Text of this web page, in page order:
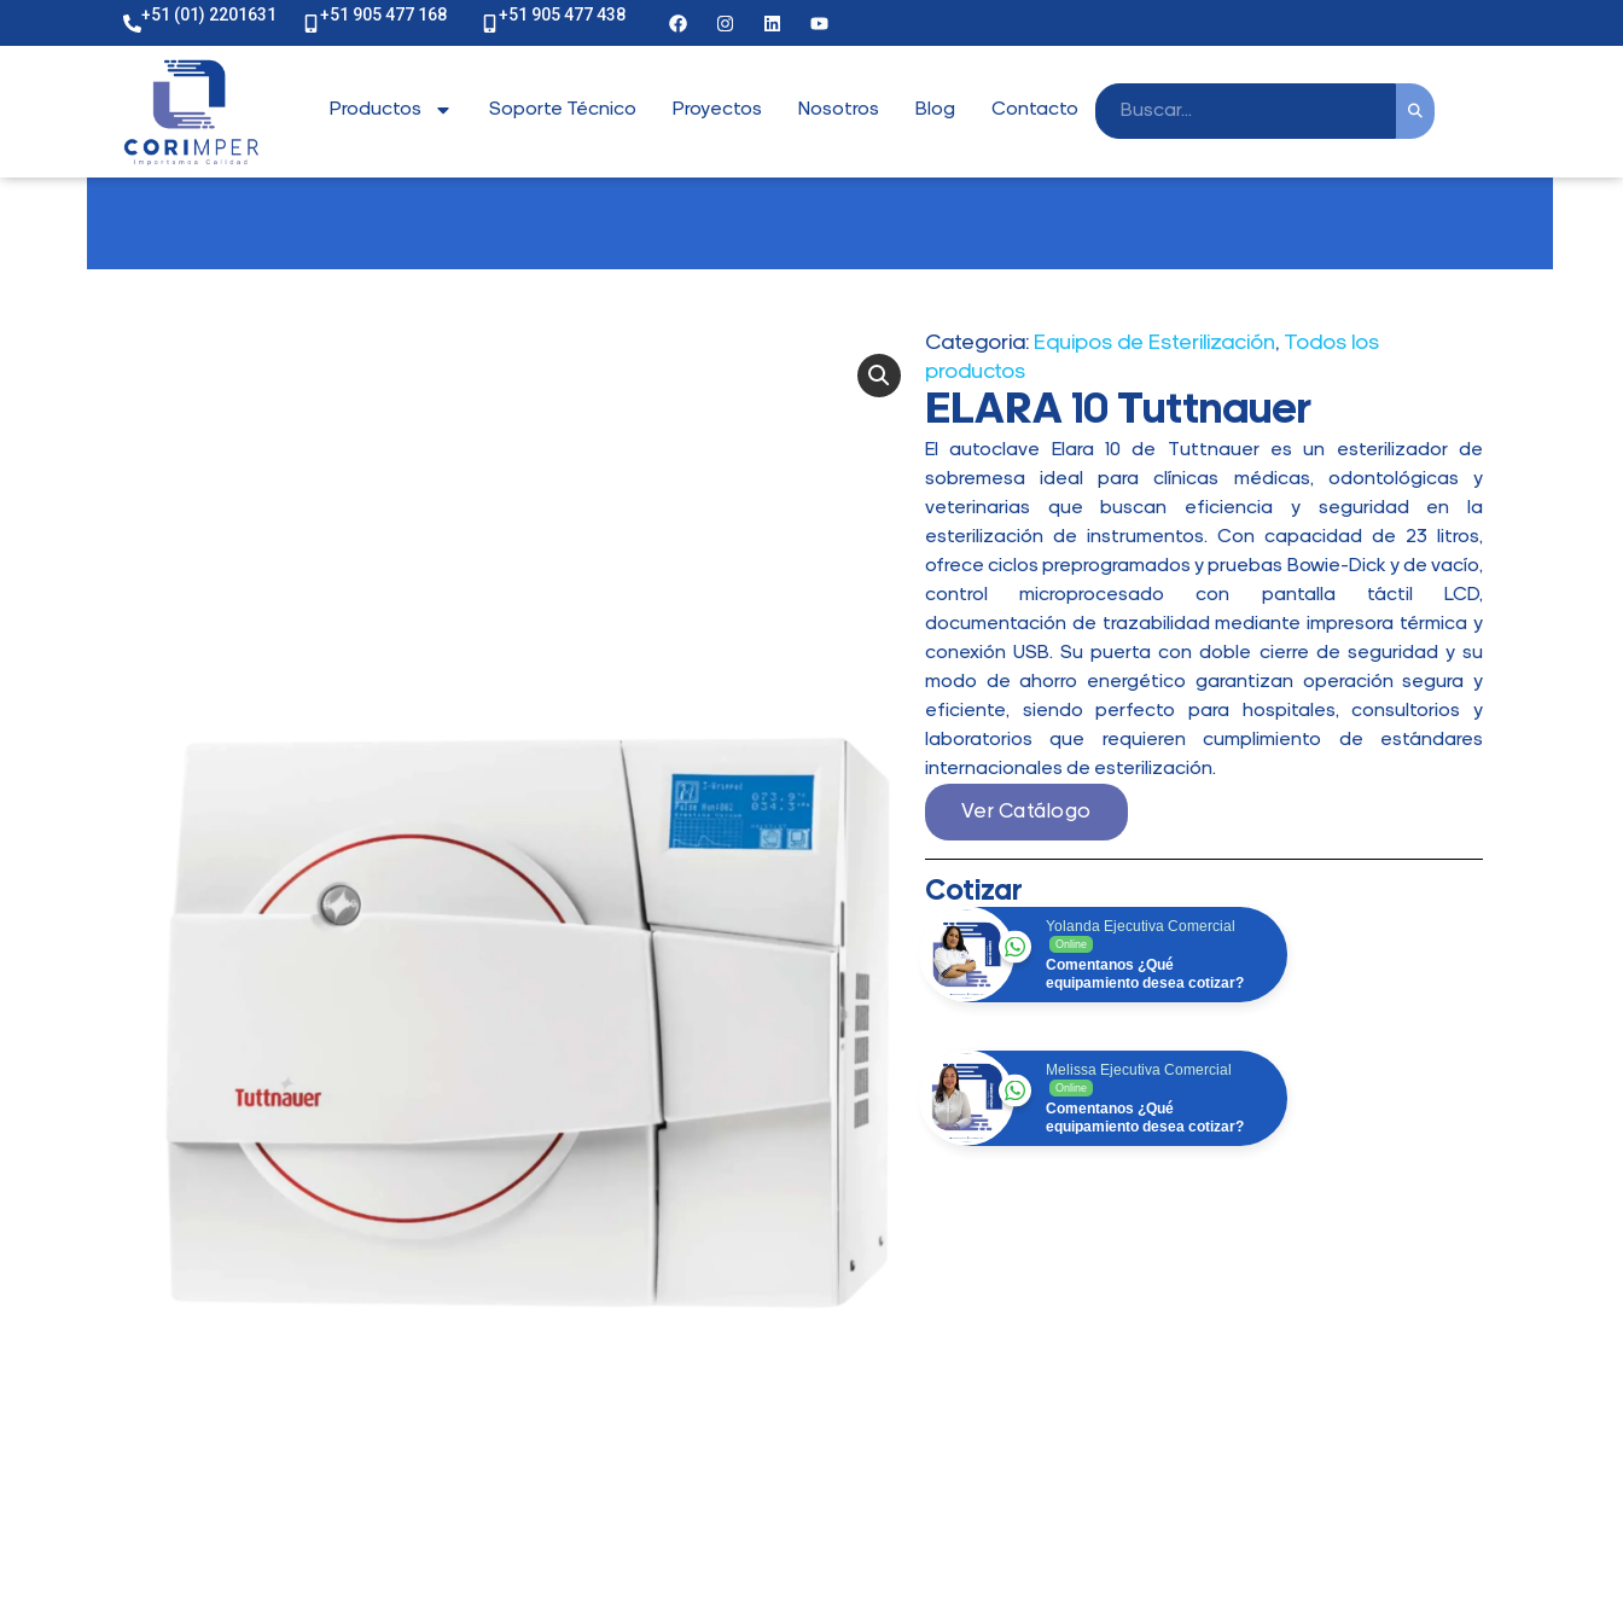
+51 (01) 2201631 +51 905 477 168 +51 905 477 438
Productos Soporte Técnico Proyectos Nosotros Blog Contacto
Categoria: Equipos de Esterilización, Todos los
productos
ELARA 10 Tuttnauer
El autoclave Elara 10 de Tuttnauer es un esterilizador de
sobremesa ideal para clínicas médicas, odontológicas y
veterinarias que buscan eficiencia y seguridad en la
esterilización de instrumentos. Con capacidad de 23 litros,
ofrece ciclos preprogramados y pruebas Bowie-Dick y de vacío,
control microprocesado con pantalla táctil LCD,
documentación de trazabilidad mediante impresora térmica y
conexión USB. Su puerta con doble cierre de seguridad y su
modo de ahorro energético garantizan operación segura y
eficiente, siendo perfecto para hospitales, consultorios y
laboratorios que requieren cumplimiento de estándares
internacionales de esterilización.
Ver Catálogo
Cotizar
Yolanda Ejecutiva Comercial
Online
Comentanos ¿Qué
equipamiento desea cotizar?
Melissa Ejecutiva Comercial
Online
Comentanos ¿Qué
equipamiento desea cotizar?